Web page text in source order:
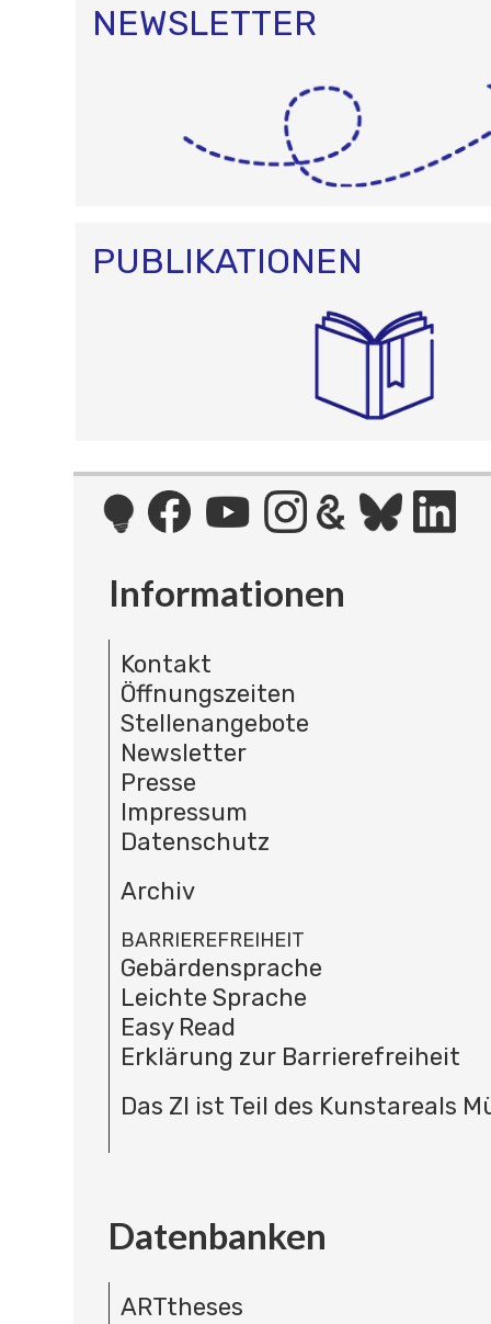
NEWSLETTER
PUBLIKATIONEN
Informationen
Kontakt
Öffnungszeiten
Stellenangebote
Newsletter
Presse
Impressum
Datenschutz
Archiv
BARRIEREFREIHEIT
Gebärdensprache
Leichte Sprache
Easy Read
Erklärung zur Barrierefreiheit
Das ZI ist Teil des Kunstareals
Datenbanken
ARTtheses